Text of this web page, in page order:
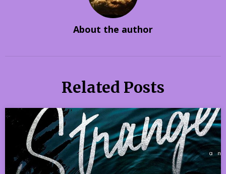
About the author
Related Posts